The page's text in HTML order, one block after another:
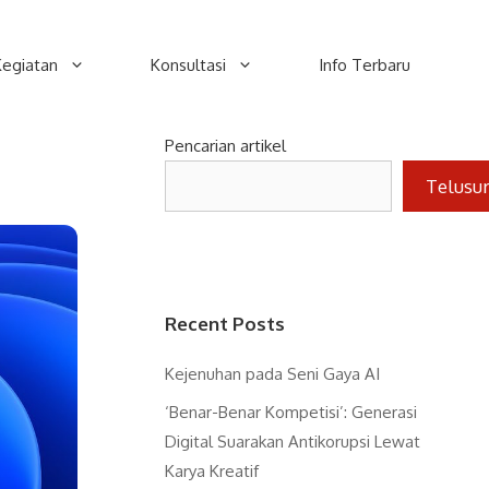
Konsultasi Info Terbaru
Pencarian artikel
Telusur
Recent Posts
Kejenuhan pada Seni Gaya AI
‘Benar-Benar Kompetisi’: Generasi
Digital Suarakan Antikorupsi Lewat
Karya Kreatif